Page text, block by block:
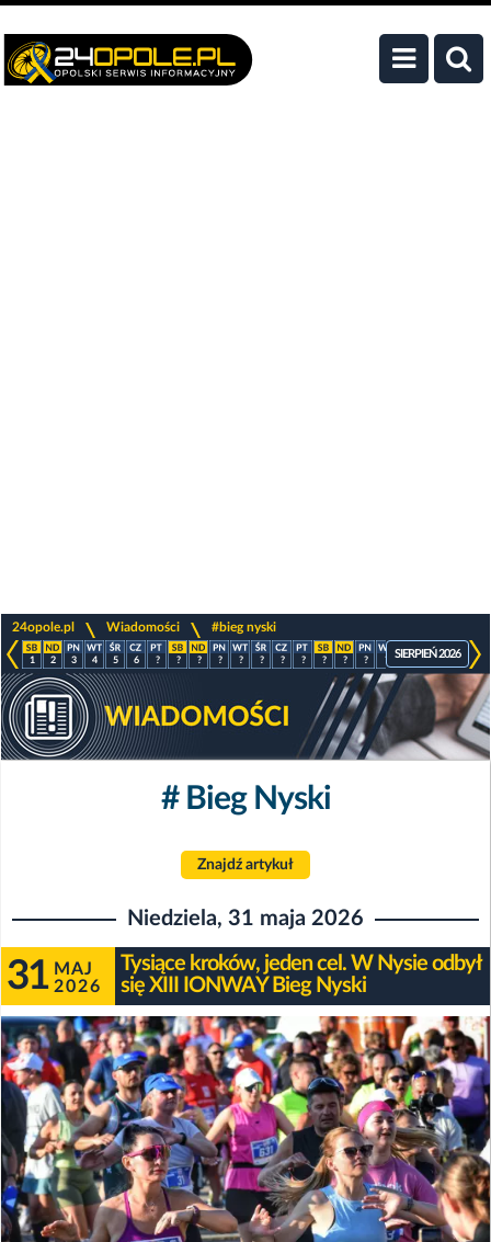
24opole.pl Wiadomości #bieg nyski
1 2 3 4 5 6 ? ? ? ? ? ? ? ? ? ? ? ? ? ? ?
SIERPIEŃ 2026
# Bieg Nyski
Znajdź artykuł
Niedziela, 31 maja 2026
31 MAJ
2026
Tysiące kroków, jeden cel. W Nysie odbył
się XIII IONWAY Bieg Nyski